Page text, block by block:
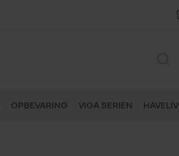
OPBEVARING VIGA SERIEN HAVELIV